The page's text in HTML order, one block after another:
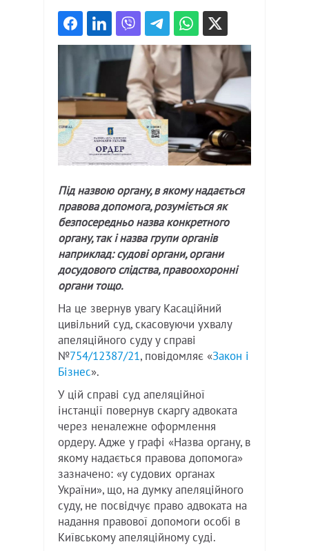
Під назвою органу, в якому надається
правова допомога, розуміється як
безпосередньо назва конкретного
органу, так і назва групи органів
наприклад: судові органи, органи
досудового слідства, правоохоронні
органи тощо.
На це звернув увагу Касаційний
цивільний суд, скасовуючи ухвалу
апеляційного суду у справі
№754/12387/21, повідомляє «Закон і
Бізнес».
У цій справі суд апеляційної
інстанції повернув скаргу адвоката
через неналежне оформлення
ордеру. Адже у графі «Назва органу, в
якому надається правова допомога»
зазначено: «у судових органах
України», що, на думку апеляційного
суду, не посвідчує право адвоката на
надання правової допомоги особі в
Київському апеляційному суді.